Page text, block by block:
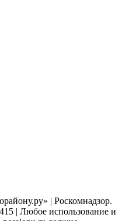
| Роскомнадзор.
| Любое использование и